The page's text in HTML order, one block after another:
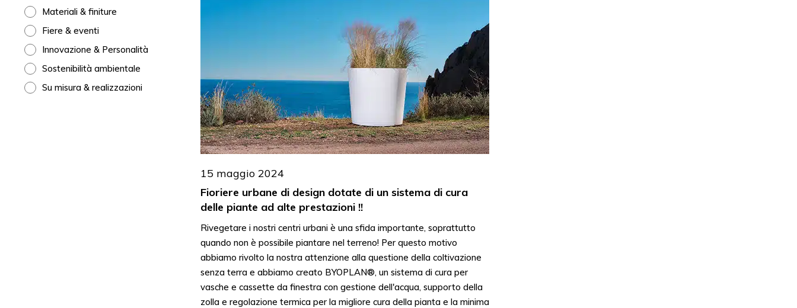
Materiali & finiture
Fiere & eventi
Innovazione & Personalità
Sostenibilità ambientale
Su misura & realizzazioni
15 maggio 2024
Fioriere urbane di design dotate di un sistema di cura
delle piante ad alte prestazioni !!
Rivegetare i nostri centri urbani è una sfida importante, soprattutto
quando non è possibile piantare nel terreno! Per questo motivo
abbiamo rivolto la nostra attenzione alla questione della coltivazione
senza terra e abbiamo creato BYOPLAN®, un sistema di cura per
vasche e cassette da finestra con gestione dell'acqua, supporto della
zolla e regolazione termica per la migliore cura della pianta e la minima